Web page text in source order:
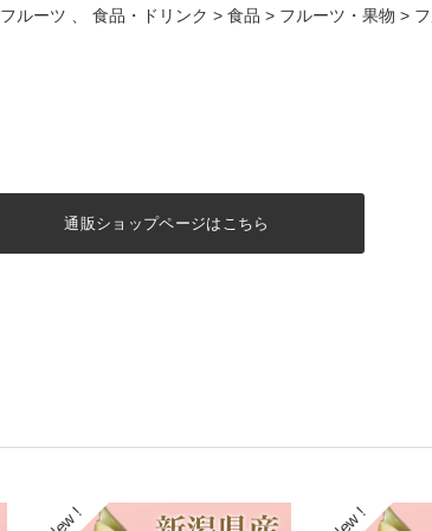
フルーツ 食品・ドリンク > 食品 > フルーツ・果物 >
通販ショップページはこちら